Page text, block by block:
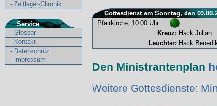
- Zeltlager-Chronik
Service
- Glossar
- Kontakt
- Datenschutz
- Impressum
Gottesdienst am Sonntag, den
Pfarrkirche, 10:00 Uhr
Kreuz: Hack Julian
Leuchter: Hack
Den Ministrantenplan
Weitere Gottesdienste: